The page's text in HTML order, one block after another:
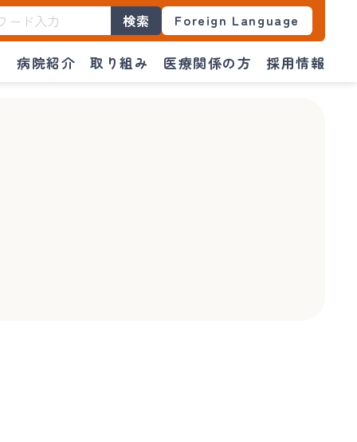
病院紹介 取り組み 医療関係の方 採用情報
検索 Foreign Language